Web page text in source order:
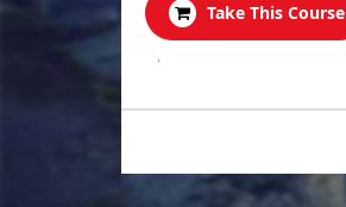
Take This Course
.